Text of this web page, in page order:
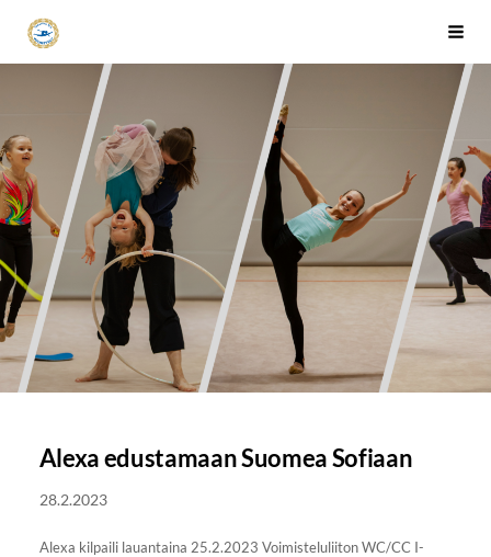
Siirry
sivun
sisältöön
Tapanilan Erä Voimistelujaosto
Alexa edustamaan Suomea Sofiaan
28.2.2023
Alexa kilpaili lauantaina 25.2.2023 Voimisteluliiton WC/CC I-